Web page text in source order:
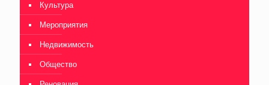
Культура
Мероприятия
Недвижимость
Общество